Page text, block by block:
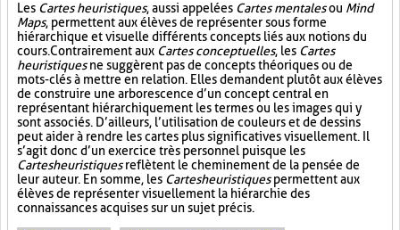
Les Cartes heuristiques, aussi appelées Cartes mentalesou Mind
Maps, permettent aux élèves de représenter sous forme
hiérarchique et visuelle différents concepts liés aux notions du
cours. Contrairement aux Cartes conceptuelles, les Cartes
heuristiquesne suggèrent pas de concepts théoriques ou de
mots-clés à mettre en relation. Elles demandent plutôt aux élèves
de construire une arborescence d’un concept central en
représentant hiérarchiquement les termes ou les images qui y
sont associés. D’ailleurs, l’utilisation de couleurs et de dessins
peut aider à rendre les cartes plus significatives visuellement. Il
s’agit donc d’un exercice très personnel puisque les
Cartes heuristiquesreflètent le cheminement de la pensée de
leur auteur. En somme, les Cartes heuristiquespermettent aux
élèves de représenter visuellement la hiérarchie des
connaissances acquises sur un sujet précis.